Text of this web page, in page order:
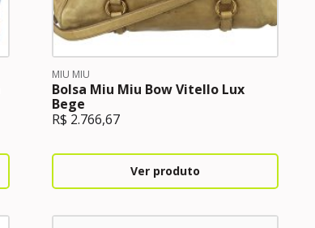
MIU MIU
Bolsa Miu Miu Bow Vitello Lux
Bege
R$ 2.766,67
Ver produto